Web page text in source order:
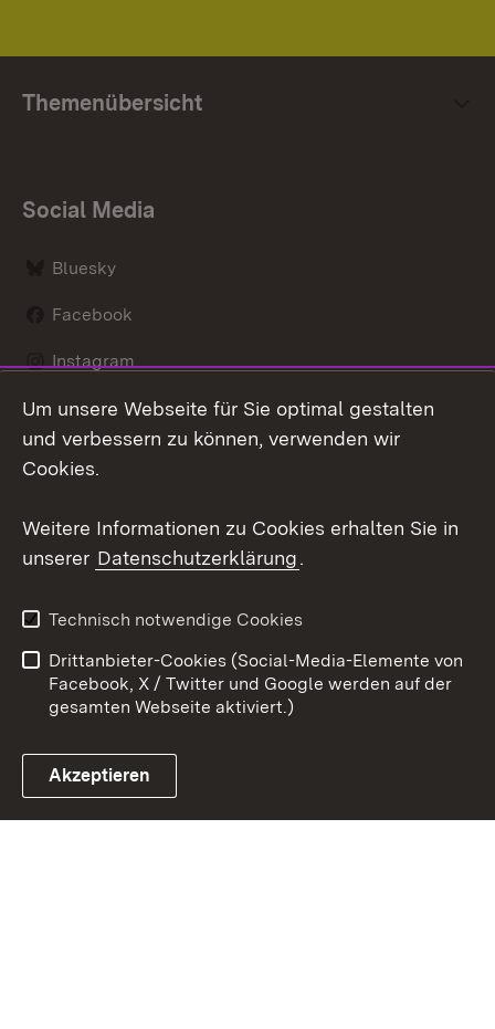
Themenübersicht
Social Media
Bluesky
Facebook
Instagram
LinkedIn
Link zum Landesportal
Datenschutz
Barrierefreiheit
Impressum
Cookies
Um unsere Webseite für Sie optimal gestalten
und verbessern zu können, verwenden wir
Cookies.
Weitere Informationen zu Cookies erhalten Sie in
unserer Datenschutzerklärung.
Technisch notwendige Cookies
Drittanbieter-Cookies (Social-Media-Elemente von
Facebook, X / Twitter und Google werden auf der
gesamten Webseite aktiviert.)
Akzeptieren